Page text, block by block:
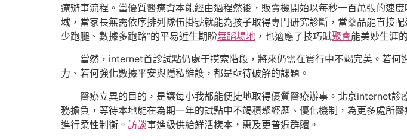
療辦事流程。當優質醫療資本能經由過程然後，販賣機開始以每秒一百萬張的速
域，當家長無需依序排列隊伍掛號就能為孩子取得專門研究診斷，當藥品能直接
少跑腿、數據多跑路”的平易近生期盼舞蹈場地 ，也適應了技巧賦聚會能美妙生涯
當然，internet首診試點仍處于摸索階段，將來仍需在實行中不竭完美。若何
力、若何強化數據平安與隱私維護，都是亟待破解的課題。
醫療立異的目的，是讓每小我都能便捷地取得優質醫療辦事。北京internet
務擔負，等待本地能在為期一年的試點中不竭積聚經歷、優化機制，為更多處所
進行柔性制衡。 訪談事進級供給鮮活樣本，惠及更普遍群體。